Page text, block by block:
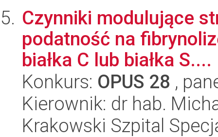
Czynniki modulujące
podatność na
białka C lub białka S....
Konkurs: OPUS 28 ,
Kierownik: dr hab.
Krakowski Szpital